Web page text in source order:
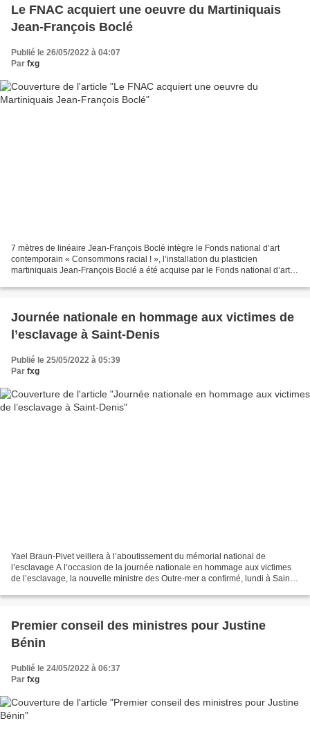
Le FNAC acquiert une oeuvre du Martiniquais
Jean-François Boclé
Publié le 26/05/2022 à 04:07
Par fxg
7 mètres de linéaire Jean-François Boclé intègre le Fonds national d’art
contemporain « Consommons racial ! », l’installation du plasticien
martiniquais Jean-François Boclé a été acquise par le Fonds national d’art
Journée nationale en hommage aux victimes de
l’esclavage à Saint-Denis
Publié le 25/05/2022 à 05:39
Par fxg
Yael Braun-Pivet veillera à l’aboutissement du mémorial national de
l’esclavage A l’occasion de la journée nationale en hommage aux victimes
de l’esclavage, la nouvelle ministre des Outre-mer a confirmé, lundi à Saint-
Premier conseil des ministres pour Justine
Bénin
Publié le 24/05/2022 à 06:37
Par fxg